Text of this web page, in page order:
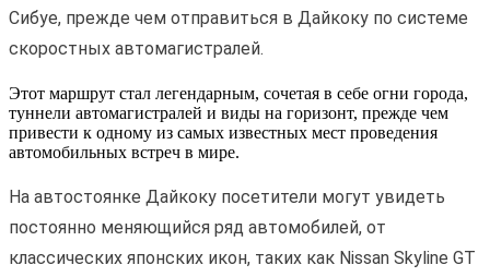
Сибуе, прежде чем отправиться в Дайкоку по системе
скоростных автомагистралей.
Этот маршрут стал легендарным, сочетая в себе огни города,
туннели автомагистралей и виды на горизонт, прежде чем
привести к одному из самых известных мест проведения
автомобильных встреч в мире.
На автостоянке Дайкоку посетители могут увидеть
постоянно меняющийся ряд автомобилей, от
классических японских икон, таких как Nissan Skyline GT